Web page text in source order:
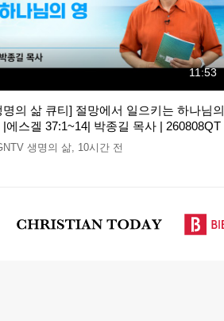
11:53
명의 삶 큐티] 절망에서 일으키는 하나님의
|에스겔 37:1~14| 박종길 목사 | 260808QT
생명의 삶, 10시간 전